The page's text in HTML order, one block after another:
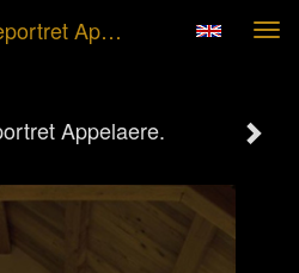
Louis Drent - Generatieportret Appelaere.
Appelaere.